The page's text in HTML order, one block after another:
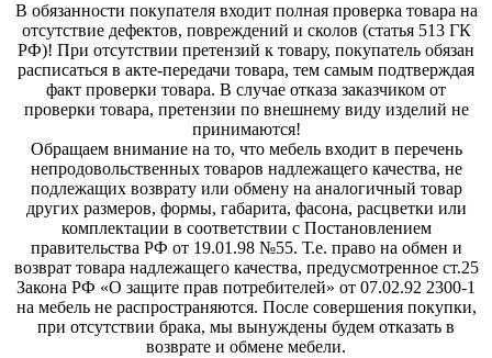
В обязанности покупателя входит полная проверка товара на
отсутствие дефектов, повреждений и сколов (статья 513 ГК
РФ)! При отсутствии претензий к товару, покупатель обязан
расписаться в акте-передачи товара, тем самым подтверждая
факт проверки товара. В случае отказа заказчиком от
проверки товара, претензии по внешнему виду изделий не
принимаются!
Обращаем внимание на то, что мебель входит в перечень
непродовольственных товаров надлежащего качества, не
подлежащих возврату или обмену на аналогичный товар
других размеров, формы, габарита, фасона, расцветки или
комплектации в соответствии с Постановлением
правительства РФ от 19.01.98 №55. Т.е. право на обмен и
возврат товара надлежащего качества, предусмотренное ст.25
Закона РФ «О защите прав потребителей» от 07.02.92 2300-1
на мебель не распространяются. После совершения покупки,
при отсутствии брака, мы вынуждены будем отказать в
возврате и обмене мебели.